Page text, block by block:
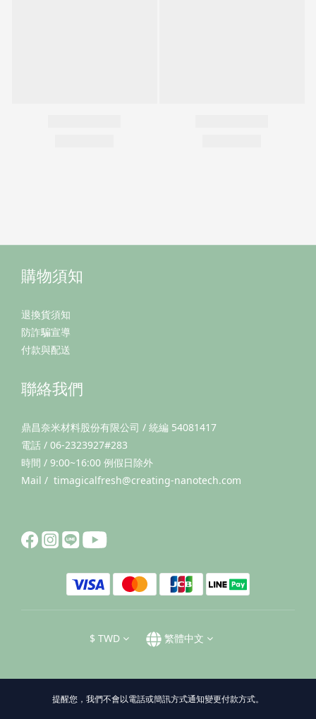
購物須知
退換貨須知
防詐騙宣導
付款與配送
聯絡我們
鼎昌奈米材料股份有限公司 / 統編 54081417
電話 / 06-2323927#283
時間 / 9:00~16:00 例假日除外
Mail / timagicalfresh@creating-nanotech.com
$ TWD 繁體中文
提醒您，我們不會以電話或簡訊方式通知變更付款方式。